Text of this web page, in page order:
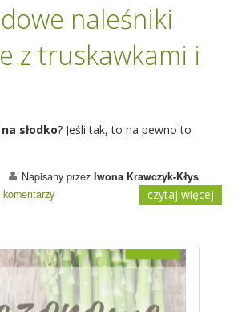
naleśniki
z truskawkami i
słodko? Jeśli tak, to na pewno to
Napisany przez Iwona Krawczyk-Kłys
komentarzy czytaj więcej